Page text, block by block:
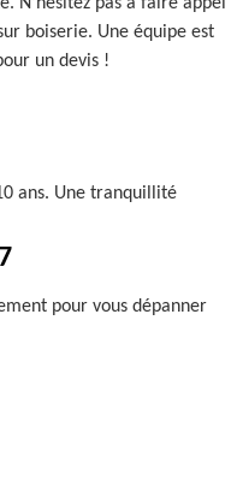
boiserie. Une équipe est
un devis !
ans. Une tranquillité
pour vous dépanner